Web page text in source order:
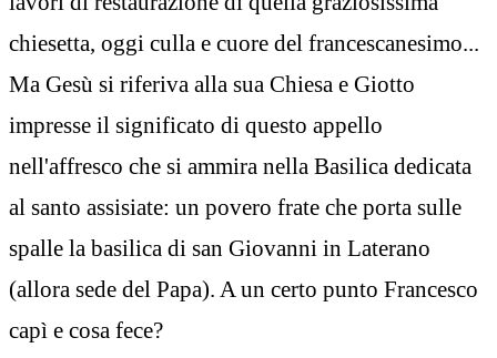
chiesetta, oggi culla e cuore del francescanesimo...
Ma Gesù si riferiva alla sua Chiesa e Giotto
impresse il significato di questo appello
nell'affresco che si ammira nella Basilica dedicata
al santo assisiate: un povero frate che porta sulle
spalle la basilica di san Giovanni in Laterano
(allora sede del Papa). A un certo punto Francesco
capì e cosa fece?